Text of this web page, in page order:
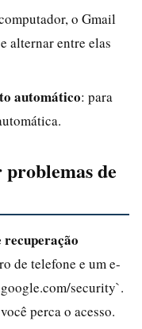
o Gmail
alternar entre elas
automático: para
de
recuperação
de telefone e um e-
security`.
perca o acesso.